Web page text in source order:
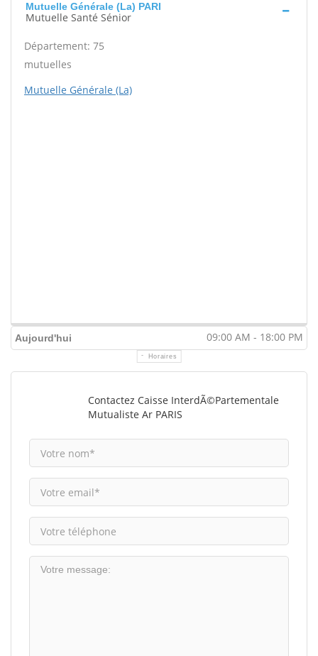
Mutuelle Générale (La) PARI
Mutuelle Santé Sénior
Département: 75
mutuelles
Mutuelle Générale (La)
Aujourd'hui 09:00 AM - 18:00 PM
Horaires
Contactez Caisse InterdÃ©partementale
Mutualiste Ar PARIS